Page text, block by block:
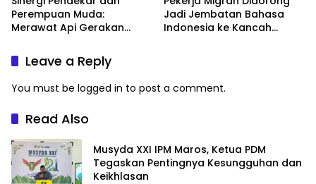
Perempuan Muda:
Merawat Api Gerakan
Jadi Jembatan Bahasa
Indonesia ke Kancah
Leave a Reply
You must be logged in to post a comment.
Read Also
Musyda XXI IPM Maros, Ketua PDM
Tegaskan Pentingnya Kesungguhan dan
Keikhlasan